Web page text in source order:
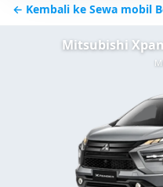
← Kembali ke Sewa mobil
Mitsubishi